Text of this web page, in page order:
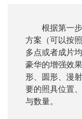
根据第一
方案（可以按
多点或者成片
豪华的增强效
形、圆形、漫
要的照具位置
与数量。